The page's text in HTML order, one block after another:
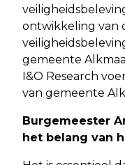
ontwikkeling van
gemeente
I&O Research
van gemeente
Burgemeester
het belang van